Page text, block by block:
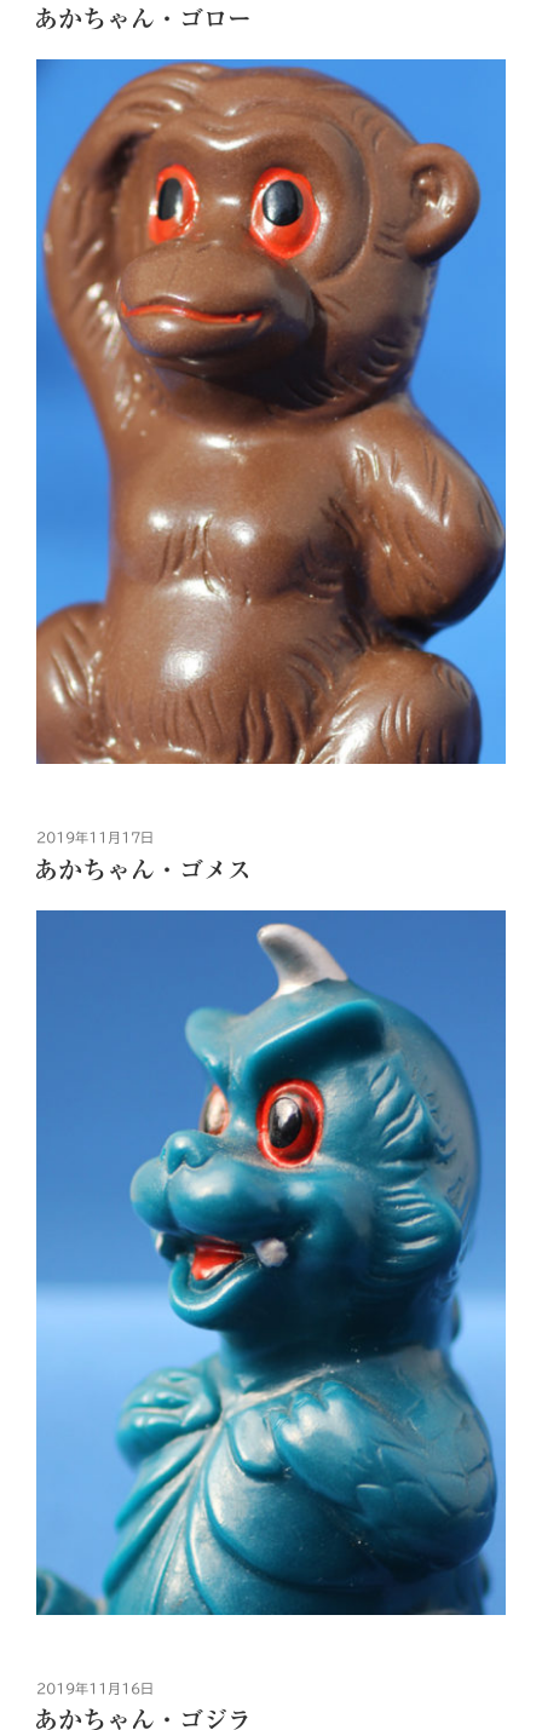
稿
日:
あかちゃん・ゴロー
投
稿
日:
2019年11月17日
あかちゃん・ゴメス
投
稿
2019年11月16日
あかちゃん・ゴジラ